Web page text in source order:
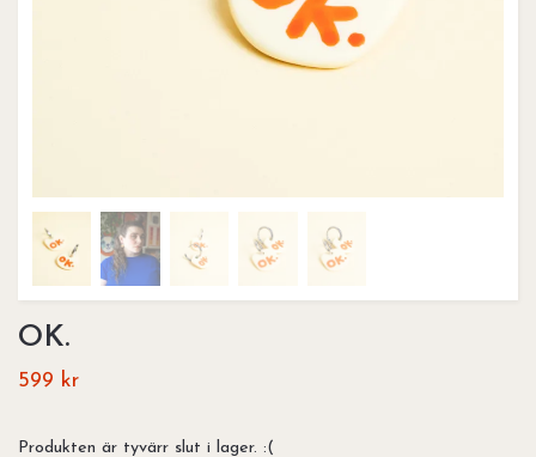
OK.
599 kr
Produkten är tyvärr slut i lager. :(